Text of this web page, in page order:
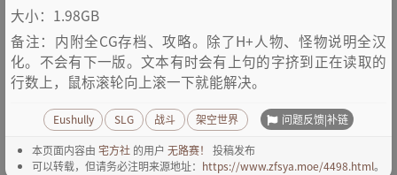
大小：1.98GB
备注：内附全CG存档、攻略。除了H+人物、怪物说明全汉
化。不会有下一版。文本有时会有上句的字挤到正在读取的
行数上，鼠标滚轮向上滚一下就能解决。
Eushully SLG 战斗 架空世界 问题反馈|补链
本页面内容由 宅方社 的用户 无路赛！
投稿发布
可以转载，但请务必注明来源地址： https://www.zfsya.moe/4498.html。